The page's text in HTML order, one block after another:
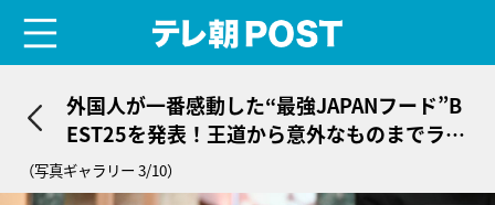
外国人が一番感動した“最強JAPANフード”B
EST25を発表！王道から意外なものまでラン
クイン
（写真ギャラリー 3/10）